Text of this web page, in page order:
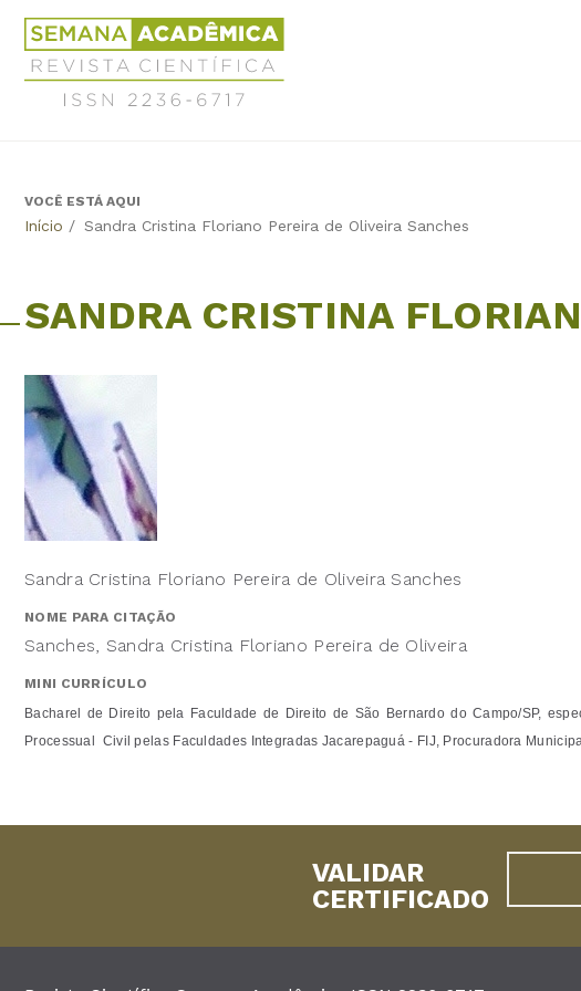
Jump
navigation
Revista
Científica
Semana
Acadêmica
6717
BackVOCÊ ESTÁ AQUI
Início / Sandra Cristina Floriano Pereira de Oliveira Sanches
SANDRA CRISTINA
Sandra Cristina Floriano Pereira de Oliveira Sanches
NOME PARA CITAÇÃO
Sanches, Sandra Cristina Floriano Pereira de Oliveira
MINI CURRÍCULO
Bacharel de Direito pela Faculdade de Direito de São Bernardo do Campo/SP,
Processual Civil pelas Faculdades Integradas Jacarepaguá - FIJ, Procuradora
VALIDAR
CERTIFICADO